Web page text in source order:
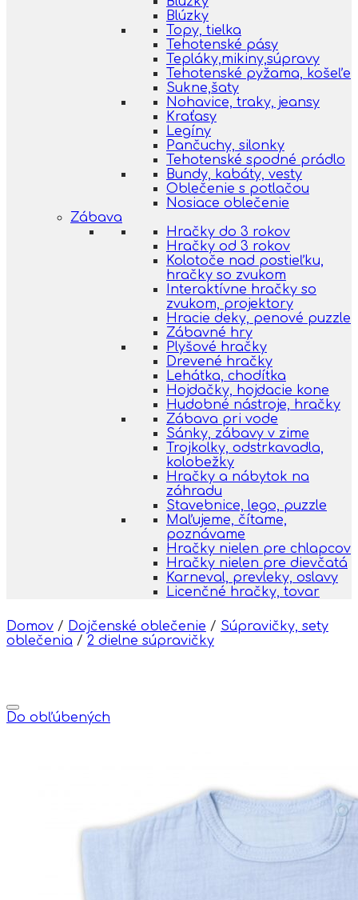
Blúzky
Topy, tielka
Tehotenské pásy
Tepláky,mikiny,súpravy
Tehotenské pyžama, košeľe
Sukne,šaty
Nohavice, traky, jeansy
Kraťasy
Legíny
Pančuchy, silonky
Tehotenské spodné prádlo
Bundy, kabáty, vesty
Oblečenie s potlačou
Nosiace oblečenie
Zábava
Hračky do 3 rokov
Hračky od 3 rokov
Kolotoče nad postieľku,
hračky so zvukom
Interaktívne hračky so
zvukom, projektory
Hracie deky, penové puzzle
Zábavné hry
Plyšové hračky
Drevené hračky
Lehátka, chodítka
Hojdačky, hojdacie kone
Hudobné nástroje, hračky
Zábava pri vode
Sánky, zábavy v zime
Trojkolky, odstrkavadla,
kolobežky
Hračky a nábytok na
záhradu
Stavebnice, lego, puzzle
Maľujeme, čítame,
poznávame
Hračky nielen pre chlapcov
Hračky nielen pre dievčatá
Karneval, prevleky, oslavy
Licenčné hračky, tovar
Domov / Dojčenské oblečenie / Súpravičky, sety
oblečenia / 2 dielne súpravičky
Do obľúbených